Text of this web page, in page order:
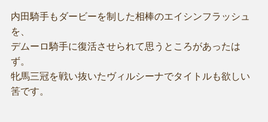
内田騎手もダービーを制した相棒のエイシンフラッシュ
を、
デムーロ騎手に復活させられて思うところがあったは
ず。
牝馬三冠を戦い抜いたヴィルシーナでタイトルも欲しい
筈です。